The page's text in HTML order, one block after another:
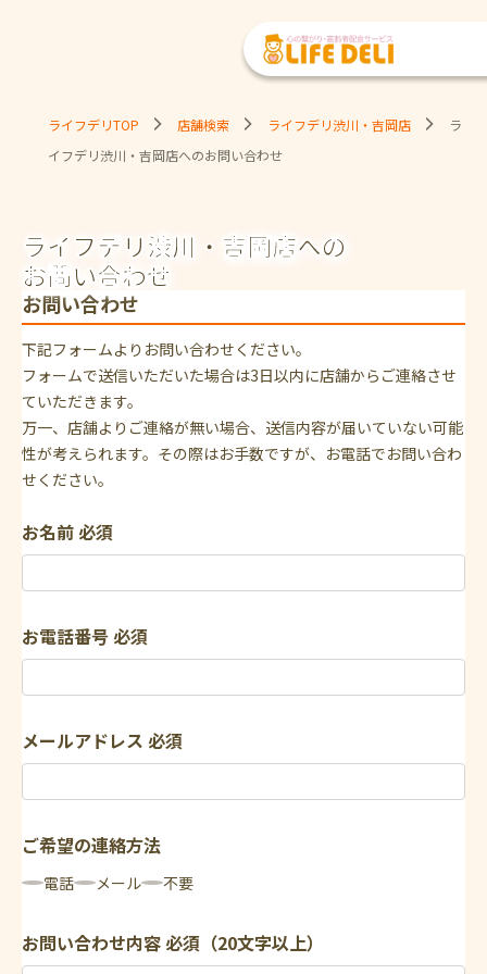
ライフデリTOP 店舗検索 ライフデリ渋川・吉岡店
ラ
イフデリ渋川・吉岡店へのお問い合わせ
ライフデリ渋川・吉岡店への
お問い合わせ
お問い合わせ
下記フォームよりお問い合わせください。
フォームで送信いただいた場合は3日以内に店舗からご連絡させ
ていただきます。
万一、店舗よりご連絡が無い場合、送信内容が届いていない可能
性が考えられます。その際はお手数ですが、お電話でお問い合わ
せください。
お名前必須
お電話番号必須
メールアドレス 必須
ご希望の連絡方法
電話 メール 不要
お問い合わせ内容必須（20文字以上）